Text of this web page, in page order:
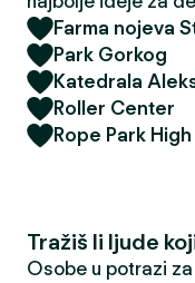
Farma nojeva
Park Gorkog
Katedrala
Roller Center
Rope Park
Tražiš li ljude
Osobe u potrazi